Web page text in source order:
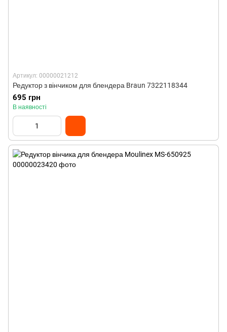
Артикул: 00000021212
Редуктор з вінчиком для блендера Braun 7322118344
695 грн
В наявності